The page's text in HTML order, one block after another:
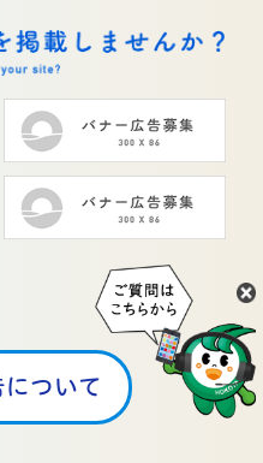
について